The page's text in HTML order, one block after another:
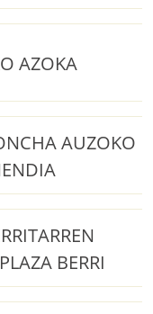
AZOKA
AUZOKO
BERRI